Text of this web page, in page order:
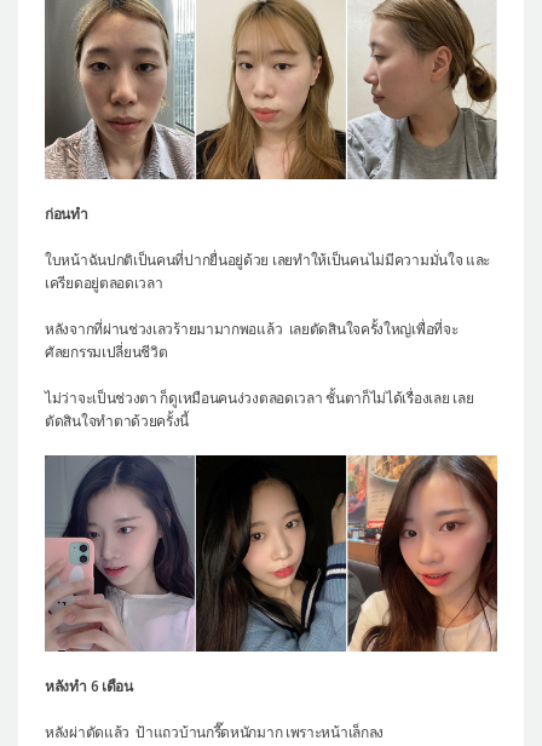
แผนกผิวหนัง
แผนกศัลยกรรมจุดซ่อนเร้น
เครื่องสำอาง
ศัลยกรรมอย่างปลอดภัย
ปรึกษาทางออนไลน์
Real Selfie Review
ก่อนทำ
ใบหน้าฉันปกติเป็นคนที่ปากยื่นอยู่ด้วย เลยทำให้เป็นคนไม่มีความมั่นใจ และ
เครียดอยู่ตลอดเวลา
หลังจากที่ผ่านช่วงเลวร้ายมามากพอแล้ว เลยตัดสินใจครั้งใหญ่เพื่อที่จะ
ศัลยกรรมเปลี่ยนชีวิต
ไม่ว่าจะเป็นช่วงตา ก็ดูเหมือนคนง่วงตลอดเวลา ชั้นตาก็ไม่ได้เรื่องเลย เลย
ตัดสินใจทำตาด้วยครั้งนี้
หลังทำ 6 เดือน
หลังผ่าตัดแล้ว ป้าแถวบ้านกรี๊ดหนักมาก เพราะหน้าเล็กลง